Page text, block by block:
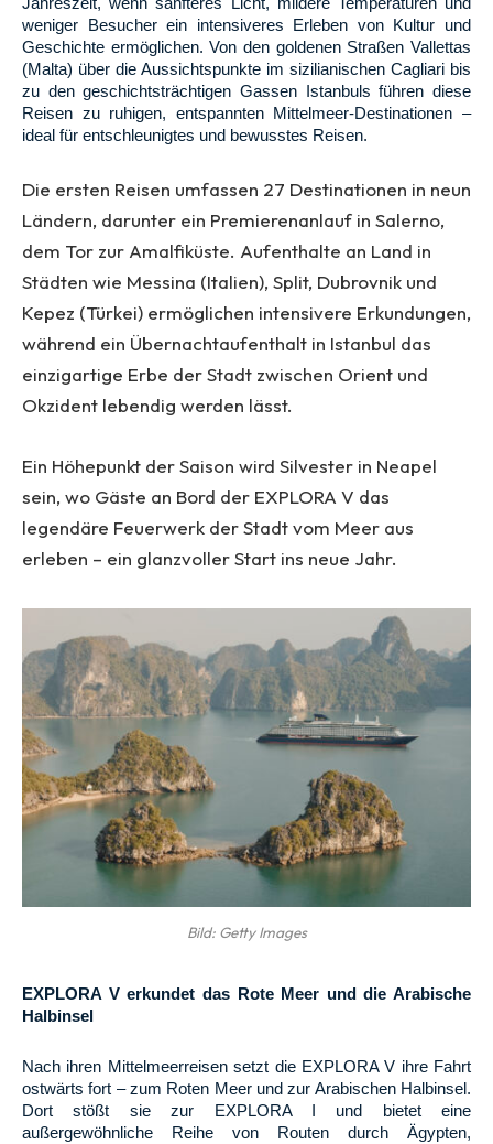
weniger Besucher ein intensiveres Erleben von Kultur und
Geschichte ermöglichen. Von den goldenen Straßen Vallettas
(Malta) über die Aussichtspunkte im sizilianischen Cagliari bis
zu den geschichtsträchtigen Gassen Istanbuls führen diese
Reisen zu ruhigen, entspannten Mittelmeer-Destinationen –
ideal für entschleunigtes und bewusstes Reisen.
Die ersten Reisen umfassen 27 Destinationen in neun
Ländern, darunter ein Premierenanlauf in Salerno,
dem Tor zur Amalfiküste. Aufenthalte an Land in
Städten wie Messina (Italien), Split, Dubrovnik und
Kepez (Türkei) ermöglichen intensivere Erkundungen,
während ein Übernachtaufenthalt in Istanbul das
einzigartige Erbe der Stadt zwischen Orient und
Okzident lebendig werden lässt.
Ein Höhepunkt der Saison wird Silvester in Neapel
sein, wo Gäste an Bord der EXPLORA V das
legendäre Feuerwerk der Stadt vom Meer aus
erleben – ein glanzvoller Start ins neue Jahr.
Bild: Getty Images
EXPLORA V erkundet das Rote Meer und die Arabische
Halbinsel
Nach ihren Mittelmeerreisen setzt die EXPLORA V ihre Fahrt
ostwärts fort – zum Roten Meer und zur Arabischen Halbinsel.
Dort stößt sie zur EXPLORA I und bietet eine
außergewöhnliche Reihe von Routen durch Ägypten,